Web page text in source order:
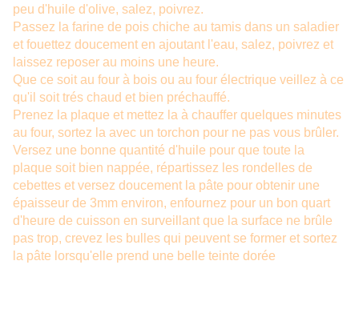
peu d'huile d'olive, salez, poivrez.
Passez la farine de pois chiche au tamis dans un saladier
et fouettez doucement en ajoutant l'eau, salez, poivrez et
laissez reposer au moins une heure.
Que ce soit au four à bois ou au four électrique veillez à ce
qu'il soit trés chaud et bien préchauffé.
Prenez la plaque et mettez la à chauffer quelques minutes
au four, sortez la avec un torchon pour ne pas vous brûler.
Versez une bonne quantité d'huile pour que toute la
plaque soit bien nappée, répartissez les rondelles de
cebettes et versez doucement la pâte pour obtenir une
épaisseur de 3mm environ, enfournez pour un bon quart
d'heure de cuisson en surveillant que la surface ne brûle
pas trop, crevez les bulles qui peuvent se former et sortez
la pâte lorsqu'elle prend une belle teinte dorée